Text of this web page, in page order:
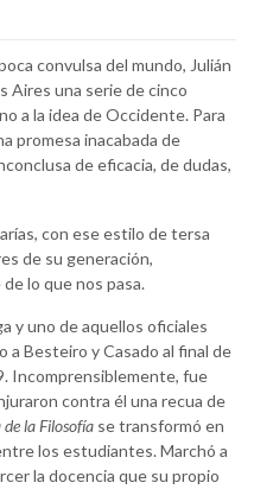
convulsa del mundo, Julián
Aires una serie de cinco
a la idea de Occidente. Para
promesa inacabada de
de eficacia, de dudas,
con ese estilo de tersa
de su generación,
lo que nos pasa.
y uno de aquellos oficiales
a Besteiro y Casado al final de
Incomprensiblemente, fue
contra él una recua de
la Filosofía se transformó en
los estudiantes. Marchó a
la docencia que su propio